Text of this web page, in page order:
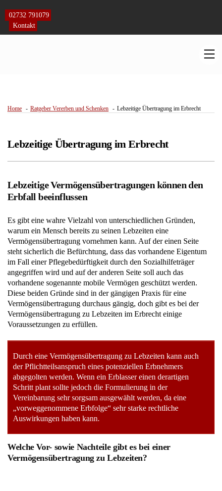
content
02732 791079
Kontakt
Home Ratgeber Vererben und Schenken Lebzeitige Übertragung im Erbrecht
Lebzeitige Übertragung im Erbrecht
Lebzeitige Vermögensübertragungen können den
Erbfall beeinflussen
Es gibt eine wahre Vielzahl von unterschiedlichen Gründen,
warum ein Mensch bereits zu seinen Lebzeiten eine
Vermögensübertragung vornehmen kann. Auf der einen Seite
steht sicherlich die Befürchtung, dass das vorhandene Eigentum
im Fall einer Pflegebedürftigkeit durch den Sozialhilfeträger
angegriffen wird und auf der anderen Seite soll auch das
vorhandene sogenannte mobile Vermögen geschützt werden.
Diese beiden Gründe sind in der gängigen Praxis für eine
Vermögensübertragung durchaus gängig, doch gibt es bei der
Vermögensübertragung zu Lebzeiten im Erbrecht einige
Voraussetzungen zu erfüllen.
Durch eine Vermögensübertragung zu Lebzeiten kann auch
der Pflichtteilsanspruch eines potenziellen Erbnehmers
abgegolten werden. Wenn ein Erblasser einen derartigen
Schritt plant sollte jedoch die Formulierung in der
Vereinbarung sehr sorgsam ausgewählt werden, da eine
„vorweggenommene Erbfolge“ sehr starke rechtliche
Auswirkungen haben kann.
Welche Vor- sowie Nachteile gibt es bei einer
Vermögensübertragung zu Lebzeiten?